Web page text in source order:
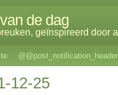
de dag
geïnspireerd door
@@post_notification_header
12-25